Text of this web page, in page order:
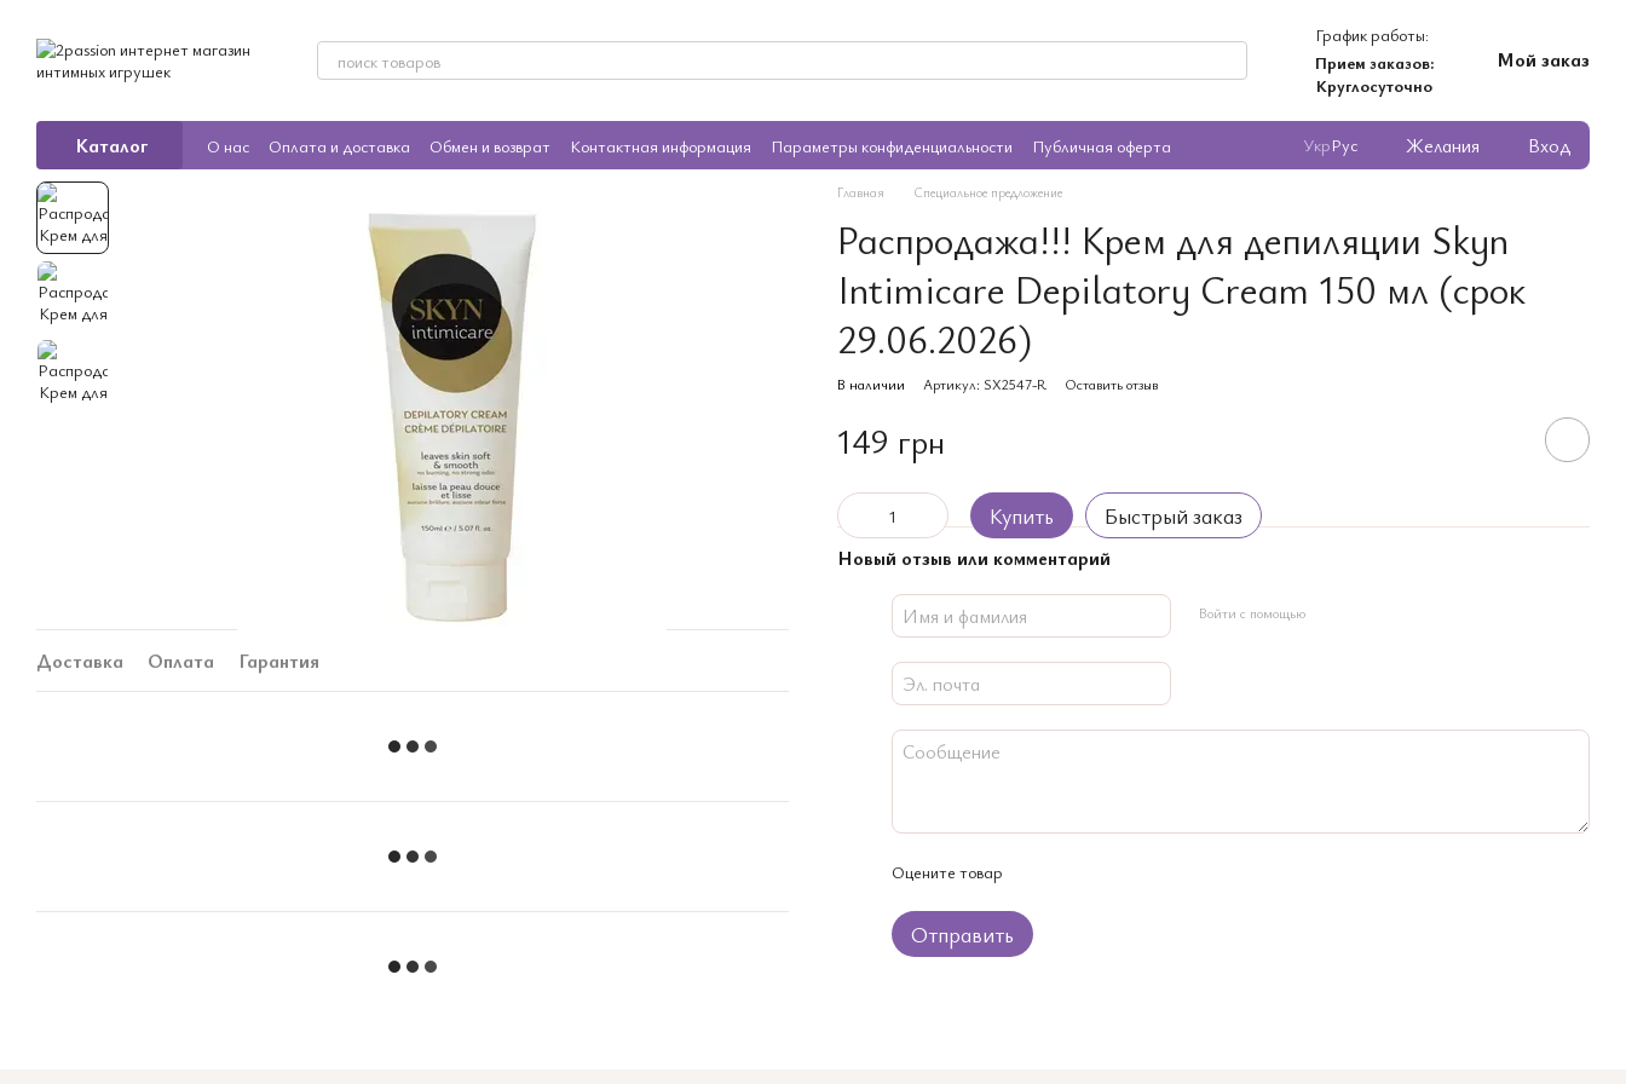
График работы:
Прием заказов:
Круглосуточно
Мой заказ
Каталог О нас Оплата и доставка Обмен и возврат Контактная информация Параметры конфиденциальности Публичная оферта УкрРус Желания Вход
Доставка Оплата Гарантия
Главная Специальное предложение
Распродажа!!! Крем для депиляции Skyn
Intimicare Depilatory Cream 150 мл (срок
29.06.2026)
В наличии Артикул: SX2547-R Оставить отзыв
149 грн
Купить Быстрый заказ
Новый отзыв или комментарий
Войти с помощью
Оцените товар
Отправить